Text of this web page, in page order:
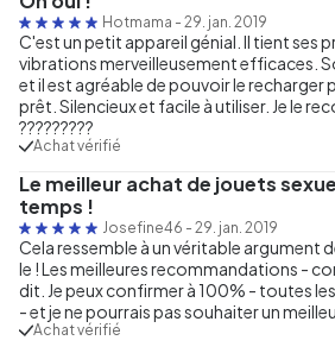
Hotmama - 29. jan. 2019
C'est un petit appareil génial. Il tient ses
vibrations merveilleusement efficaces.
et il est agréable de pouvoir le
prêt. Silencieux et facile à utiliser. Je le
?????????
Achat vérifié
Le meilleur achat de jouets
temps !
Josefine46 - 29. jan. 2019
Cela ressemble à un véritable argument
le ! Les meilleures recommandations -
dit. Je peux confirmer à 100% - toutes
- et je ne pourrais pas souhaiter un
Achat vérifié